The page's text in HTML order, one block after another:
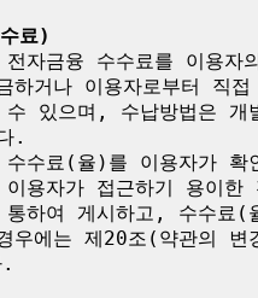
료)
자금융 수수료를 이용자
하거나 이용자로부터 직접
있으며, 수납방법은 개
.
수료(율)를 이용자가 확
용자가 접근하기 용이한
하여 게시하고, 수수료(
우에는 제20조(약관의 변
.